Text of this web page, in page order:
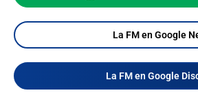
La FM en Google
La FM en Google